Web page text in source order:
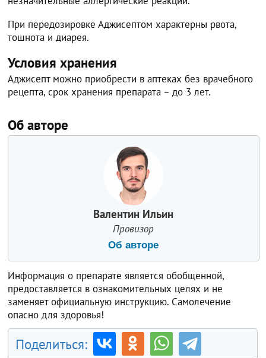
При передозировке Аджисептом характерны рвота,
тошнота и диарея.
Условия хранения
Аджисепт можно приобрести в аптеках без врачебного
рецепта, срок хранения препарата – до 3 лет.
Об авторе
Валентин Ильин
Провизор
Об авторе
Информация о препарате является обобщенной,
предоставляется в ознакомительных целях и не
заменяет официальную инструкцию. Самолечение
опасно для здоровья!
Поделиться: